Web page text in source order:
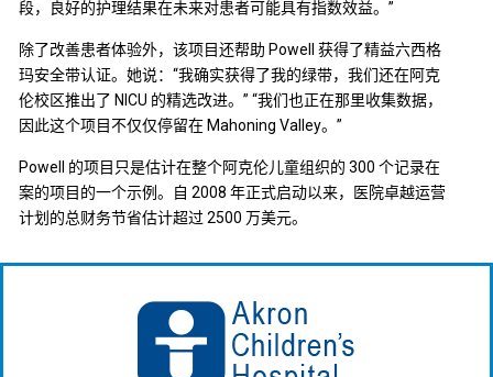
段，良好的护理结果在未来对患者可能具有指数效益。”
除了改善患者体验外，该项目还帮助 Powell 获得了精益六西格
玛安全带认证。她说：“我确实获得了我的绿带，我们还在阿克
伦校区推出了 NICU 的精选改进。” “我们也正在那里收集数据，
因此这个项目不仅仅停留在 Mahoning Valley。”
Powell 的项目只是估计在整个阿克伦儿童组织的 300 个记录在
案的项目的一个示例。自 2008 年正式启动以来，医院卓越运营
计划的总财务节省估计超过 2500 万美元。